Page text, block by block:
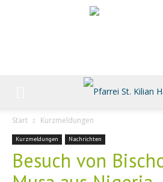
Start Kurzmeldungen
Kurzmeldungen Nachrichten
Besuch von